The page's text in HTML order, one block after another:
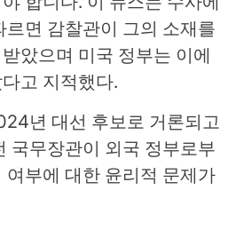
르면 감찰관이 그의 소재를
았으며 미국 정부는 이에
고 지적했다.
년 대선 후보로 거론되고
국무장관이 외국 정부로부
여부에 대한 윤리적 문제가